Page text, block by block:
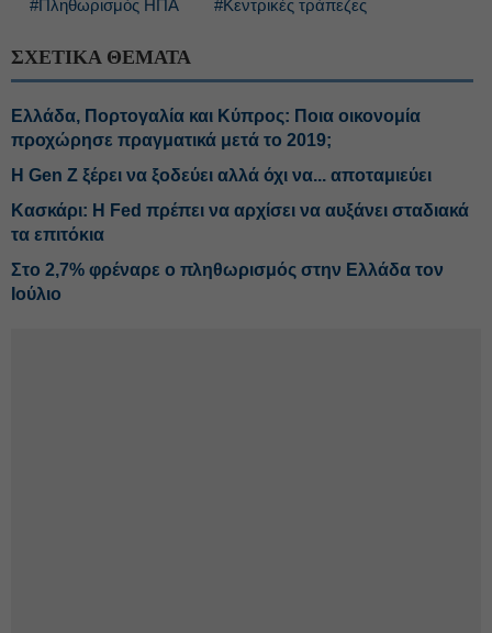
#Πληθωρισμός ΗΠΑ #Κεντρικές τράπεζες
ΣΧΕΤΙΚΑ ΘΕΜΑΤΑ
Ελλάδα, Πορτογαλία και Κύπρος: Ποια οικονομία
προχώρησε πραγματικά μετά το 2019;
Η Gen Z ξέρει να ξοδεύει αλλά όχι να... αποταμιεύει
Κασκάρι: Η Fed πρέπει να αρχίσει να αυξάνει σταδιακά
τα επιτόκια
Στο 2,7% φρέναρε ο πληθωρισμός στην Ελλάδα τον
Ιούλιο